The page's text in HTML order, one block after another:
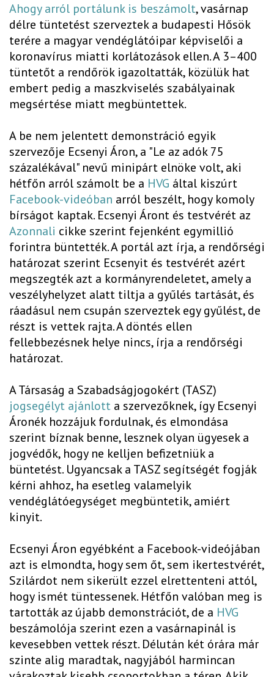
Ahogy arról portálunk is beszámolt, vasárnap
délre tüntetést szerveztek a budapesti Hősök
terére a magyar vendéglátóipar képviselői a
koronavírus miatti korlátozások ellen. A 3–400
tüntetőt a rendőrök igazoltatták, közülük hat
embert pedig a maszkviselés szabályainak
megsértése miatt megbüntettek.
A be nem jelentett demonstráció egyik
szervezője Ecsenyi Áron, a "Le az adók 75
százalékával" nevű minipárt elnöke volt, aki
hétfőn arról számolt be a HVG által kiszúrt
Facebook-videóban arról beszélt, hogy komoly
bírságot kaptak. Ecsenyi Áront és testvérét az
Azonnali cikke szerint fejenként egymillió
forintra büntették. A portál azt írja, a rendőrségi
határozat szerint Ecsenyit és testvérét azért
megszegték azt a kormányrendeletet, amely a
veszélyhelyzet alatt tiltja a gyűlés tartását, és
ráadásul nem csupán szerveztek egy gyűlést, de
részt is vettek rajta. A döntés ellen
fellebbezésnek helye nincs, írja a rendőrségi
határozat.
A Társaság a Szabadságjogokért (TASZ)
jogsegélyt ajánlott a szervezőknek, így Ecsenyi
Áronék hozzájuk fordulnak, és elmondása
szerint bíznak benne, lesznek olyan ügyesek a
jogvédők, hogy ne kelljen befizetniük a
büntetést. Ugyancsak a TASZ segítségét fogják
kérni ahhoz, ha esetleg valamelyik
vendéglátóegységet megbüntetik, amiért
kinyit.
Ecsenyi Áron egyébként a Facebook-videójában
azt is elmondta, hogy sem őt, sem ikertestvérét,
Szilárdot nem sikerült ezzel elrettenteni attól,
hogy ismét tüntessenek. Hétfőn valóban meg is
tartották az újabb demonstrációt, de a HVG
beszámolója szerint ezen a vasárnapinál is
kevesebben vettek részt. Délután két órára már
szinte alig maradtak, nagyjából harmincan